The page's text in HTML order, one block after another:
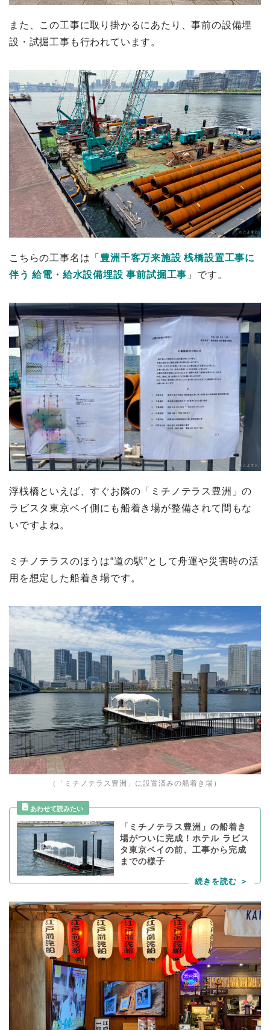
また、この工事に取り掛かるにあたり、事前の設備埋
設・試掘工事も行われています。
こちらの工事名は「 豊洲千客万来施設 桟橋設置工事に
伴う 給電・給水設備埋設 事前試掘工事 」です。
浮桟橋といえば、すぐお隣の「ミチノテラス豊洲」の
ラビスタ東京ベイ側にも船着き場が整備されて間もな
いですよね。
ミチノテラスのほうは“道の駅”として舟運や災害時の活
用を想定した船着き場です。
（「ミチノテラス豊洲」に設置済みの船着き場）
「ミチノテラス豊洲」の船着き
場がついに完成！ホテル ラビス
タ東京ベイの前、工事から完成
までの様子